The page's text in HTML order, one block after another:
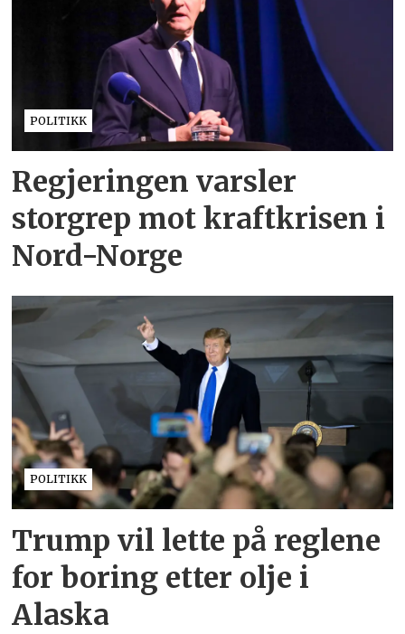
POLITIKK
Regjeringen varsler
storgrep mot kraftkrisen i
Nord-Norge
POLITIKK
Trump vil lette på reglene
for boring etter olje i
Alaska